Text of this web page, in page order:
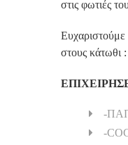
στις φωτιές
στους κάτωθι :
-
-